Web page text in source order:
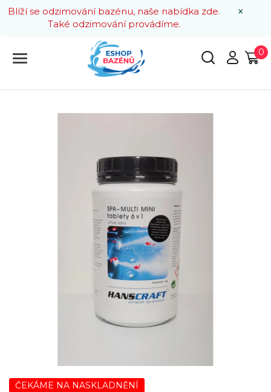
×
Blíží se odzimování bazénu, naše nabídka zde.
Také odzimování provádíme.
0
ČEKÁME NA NASKLADNĚNÍ